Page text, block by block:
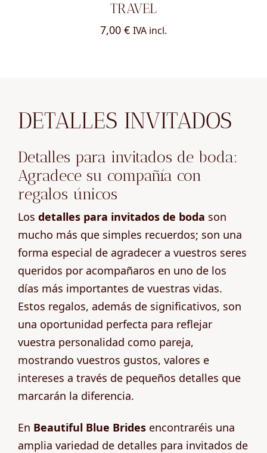
TRAVEL
7,00 € IVA incl.
DETALLES INVITADOS
Detalles para invitados de boda:
Agradece su compañía con
regalos únicos
Los detalles para invitados de boda son
mucho más que simples recuerdos; son una
forma especial de agradecer a vuestros seres
queridos por acompañaros en uno de los
días más importantes de vuestras vidas.
Estos regalos, además de significativos, son
una oportunidad perfecta para reflejar
vuestra personalidad como pareja,
mostrando vuestros gustos, valores e
intereses a través de pequeños detalles que
marcarán la diferencia.
En Beautiful Blue Brides encontraréis una
amplia variedad de detalles para invitados de